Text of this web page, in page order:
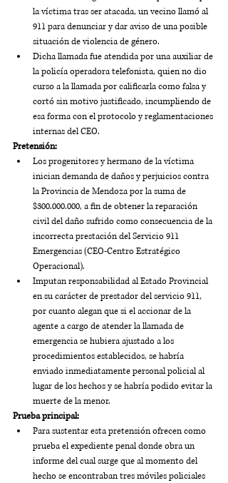
la víctima tras ser atacada, un vecino llamó al
911 para denunciar y dar aviso de una posible
situación de violencia de género.
Dicha llamada fue atendida por una auxiliar de
la policía operadora telefonista, quien no dio
curso a la llamada por calificarla como falsa y
cortó sin motivo justificado, incumpliendo de
esa forma con el protocolo y reglamentaciones
internas del CEO.
Pretensión:
Los progenitores y hermano de la víctima
inician demanda de daños y perjuicios contra
la Provincia de Mendoza por la suma de
$300.000.000, a fin de obtener la reparación
civil del daño sufrido como consecuencia de la
incorrecta prestación del Servicio 911
Emergencias (CEO-Centro Estratégico
Operacional).
Imputan responsabilidad al Estado Provincial
en su carácter de prestador del servicio 911,
por cuanto alegan que si el accionar de la
agente a cargo de atender la llamada de
emergencia se hubiera ajustado a los
procedimientos establecidos, se habría
enviado inmediatamente personal policial al
lugar de los hechos y se habría podido evitar la
muerte de la menor.
Prueba principal:
Para sustentar esta pretensión ofrecen como
prueba el expediente penal donde obra un
informe del cual surge que al momento del
hecho se encontraban tres móviles policiales